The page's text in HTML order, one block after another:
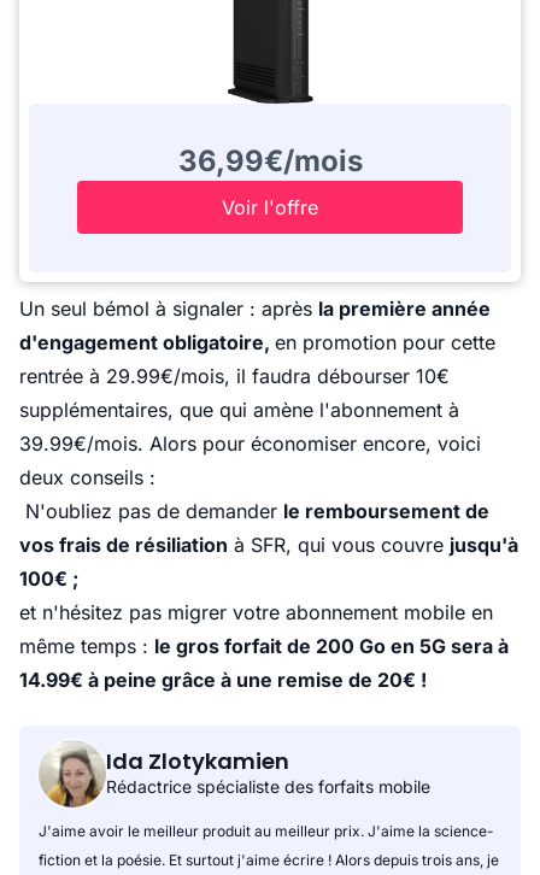
36,99€/mois
Voir l'offre
Un seul bémol à signaler : après la première année
d'engagement obligatoire, en promotion pour cette
rentrée à 29.99€/mois, il faudra débourser 10€
supplémentaires, que qui amène l'abonnement à
39.99€/mois. Alors pour économiser encore, voici
deux conseils :
N'oubliez pas de demander le remboursement de
vos frais de résiliation à SFR, qui vous couvre jusqu'à
100€ ;
et n'hésitez pas migrer votre abonnement mobile en
même temps : le gros forfait de 200 Go en 5G sera à
14.99€ à peine grâce à une remise de 20€ !
Ida Zlotykamien
Rédactrice spécialiste des forfaits mobile
J'aime avoir le meilleur produit au meilleur prix. J'aime la science-
fiction et la poésie. Et surtout j'aime écrire ! Alors depuis trois ans, je